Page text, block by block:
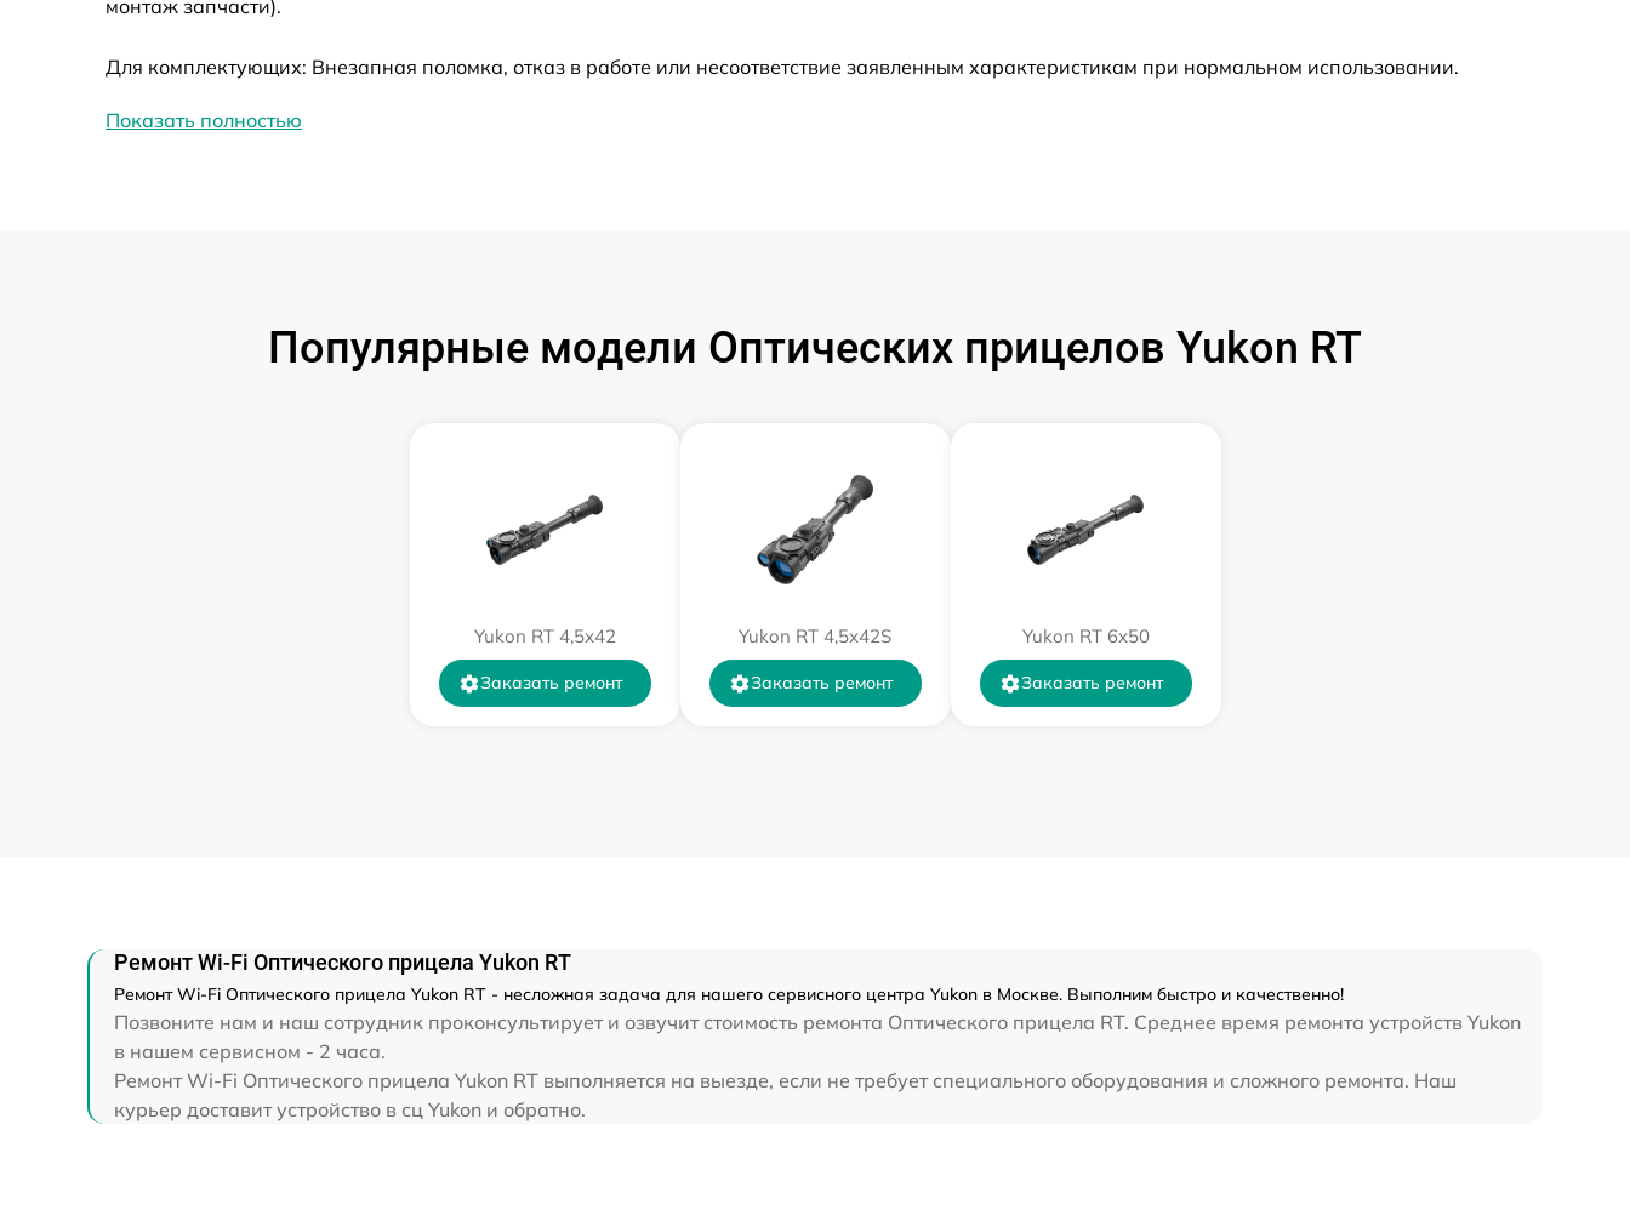
Замена корпуса
от 60 мин
от 60 мин
от 60 мин
монтаж запчасти).
Для комплектующих: Внезапная поломка, отказ в работе или несоответствие заявленным характеристикам при нормальном использовании.
Показать полностью
Популярные модели Оптических прицелов Yukon RT
Yukon RT 4,5х42
Заказать ремонт
Yukon RT 4,5х42S
Заказать ремонт
Yukon RT 6x50
Заказать ремонт
Ремонт Wi-Fi Оптического прицела Yukon RT
Ремонт Wi-Fi Оптического прицела Yukon RT - несложная задача для нашего сервисного центра Yukon в Москве. Выполним быстро и качественно!
Позвоните нам и наш сотрудник проконсультирует и озвучит стоимость ремонта Оптического прицела RT. Среднее время ремонта устройств Yukon
в нашем сервисном - 2 часа.
Ремонт Wi-Fi Оптического прицела Yukon RT выполняется на выезде, если не требует специального оборудования и сложного ремонта. Наш
курьер доставит устройство в сц Yukon и обратно.